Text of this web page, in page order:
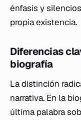
énfasis y
propia existencia.
Diferencias
biografía
La distinción
narrativa. En la
última palabra